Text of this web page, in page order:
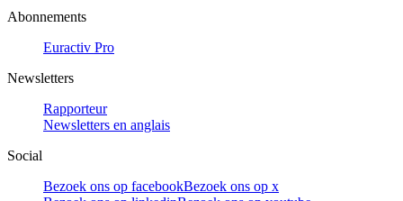
Abonnements
Euractiv Pro
Newsletters
Rapporteur
Newsletters en anglais
Social
Bezoek ons op facebookBezoek ons op x